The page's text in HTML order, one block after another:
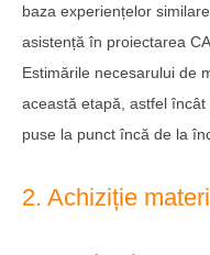
baza experiențelor
asistență în proiectarea
Estimările necesarului de
această etapă, astfel
puse la punct încă de la
2. Achiziție